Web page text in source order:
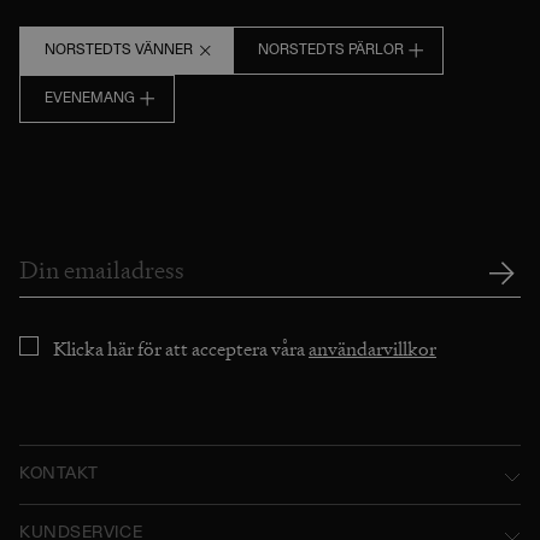
NORSTEDTS VÄNNER NORSTEDTS PÄRLOR
EVENEMANG
Klicka här för att acceptera våraanvändarvillkor
KONTAKT
KUNDSERVICE